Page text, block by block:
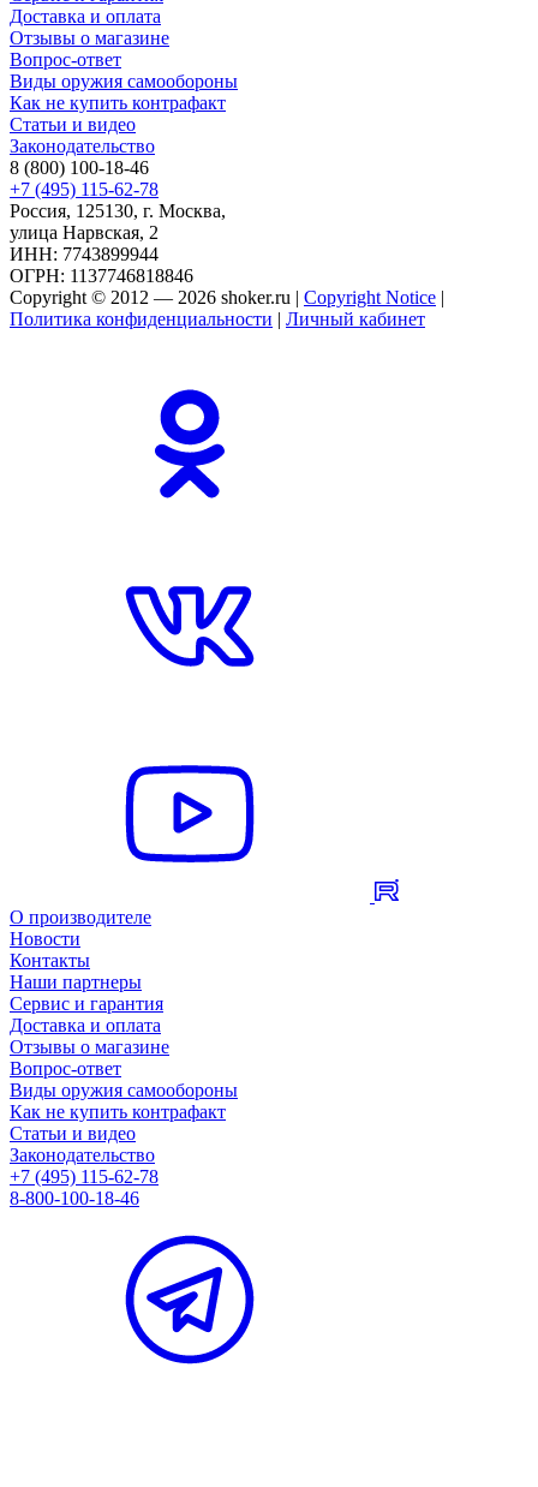
Доставка и оплата
Отзывы о магазине
Вопрос-ответ
Виды оружия самообороны
Как не купить контрафакт
Статьи и видео
Законодательство
8 (800) 100-18-46
+7 (495) 115-62-78
Россия, 125130, г. Москва,
улица Нарвская, 2
ИНН: 7743899944
ОГРН: 1137746818846
Copyright © 2012 — 2026 shoker.ru | Copyright Notice |
Политика конфиденциальности | Личный кабинет
О производителе
Новости
Контакты
Наши партнеры
Сервис и гарантия
Доставка и оплата
Отзывы о магазине
Вопрос-ответ
Виды оружия самообороны
Как не купить контрафакт
Статьи и видео
Законодательство
+7 (495) 115-62-78
8-800-100-18-46